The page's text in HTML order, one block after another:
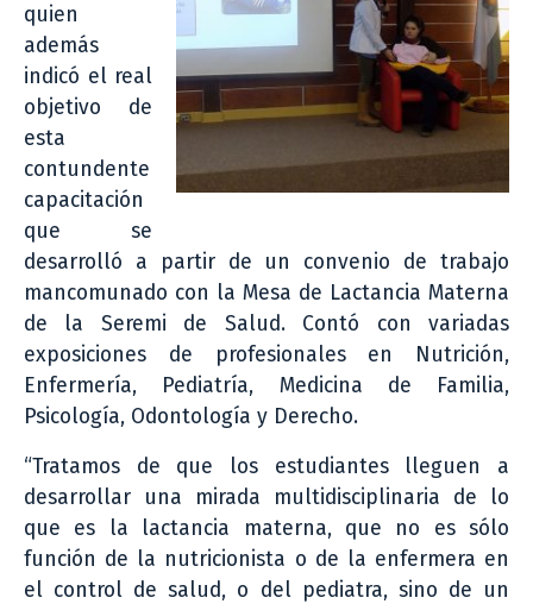
quien
además
indicó el real
objetivo de
esta
contundente
capacitación
que se
desarrolló a partir de un convenio de trabajo
mancomunado con la Mesa de Lactancia Materna
de la Seremi de Salud. Contó con variadas
exposiciones de profesionales en Nutrición,
Enfermería, Pediatría, Medicina de Familia,
Psicología, Odontología y Derecho.
“Tratamos de que los estudiantes lleguen a
desarrollar una mirada multidisciplinaria de lo
que es la lactancia materna, que no es sólo
función de la nutricionista o de la enfermera en
el control de salud, o del pediatra, sino de un